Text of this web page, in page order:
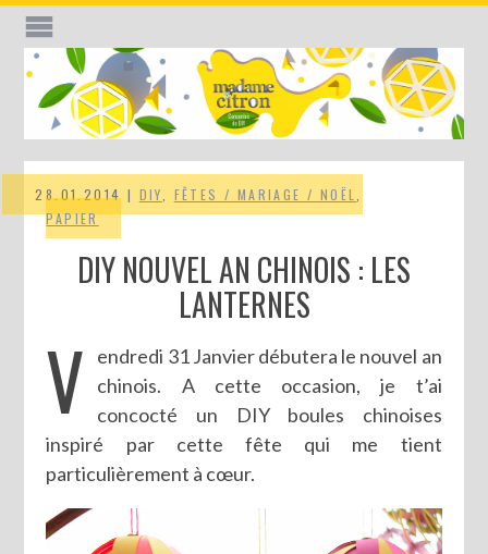
28.01.2014 | DIY FÊTES / MARIAGE / NOËL
PAPIER
DIY NOUVEL AN CHINOIS : LES
LANTERNES
V
endredi 31 Janvier débutera le nouvel an
chinois. A cette occasion, je t’ai
concocté un DIY boules chinoises
inspiré par cette fête qui me tient
particulièrement à cœur.